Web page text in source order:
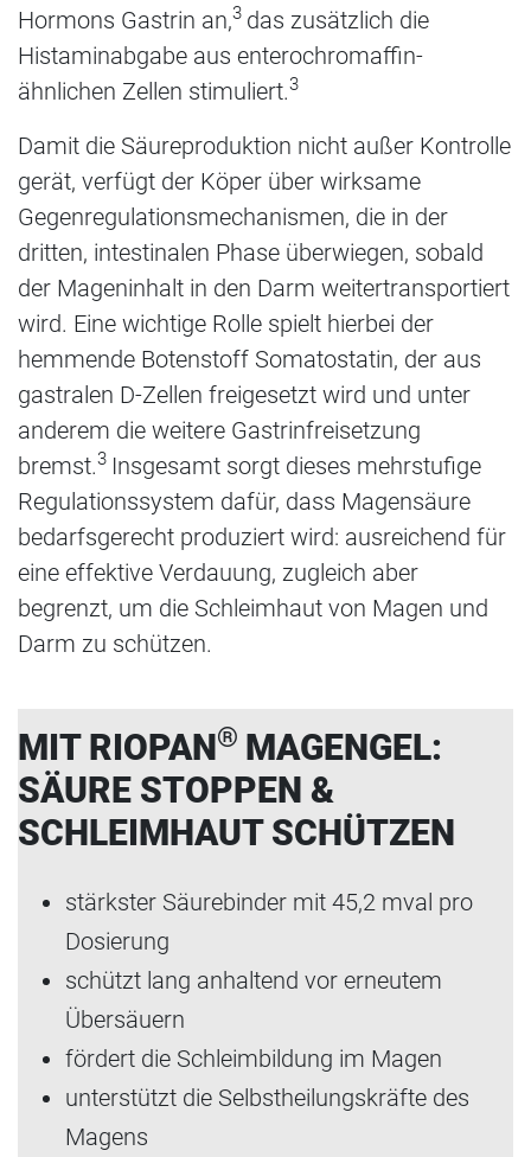
Hormons Gastrin an,3 das zusätzlich die
Histaminabgabe aus enterochromaffin-
ähnlichen Zellen stimuliert.3
Damit die Säureproduktion nicht außer Kontrolle
gerät, verfügt der Köper über wirksame
Gegenregulationsmechanismen, die in der
dritten, intestinalen Phase überwiegen, sobald
der Mageninhalt in den Darm weitertransportiert
wird. Eine wichtige Rolle spielt hierbei der
hemmende Botenstoff Somatostatin, der aus
gastralen D-Zellen freigesetzt wird und unter
anderem die weitere Gastrinfreisetzung
bremst.3 Insgesamt sorgt dieses mehrstufige
Regulationssystem dafür, dass Magensäure
bedarfsgerecht produziert wird: ausreichend für
eine effektive Verdauung, zugleich aber
begrenzt, um die Schleimhaut von Magen und
Darm zu schützen.
MIT RIOPAN® MAGENGEL:
SÄURE STOPPEN &
SCHLEIMHAUT SCHÜTZEN
stärkster Säurebinder mit 45,2 mval pro
Dosierung
schützt lang anhaltend vor erneutem
Übersäuern
fördert die Schleimbildung im Magen
unterstützt die Selbstheilungskräfte des
Magens